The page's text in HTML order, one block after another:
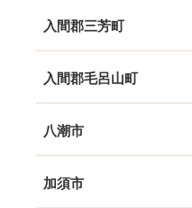
入間郡三芳町
入間郡毛呂山町
八潮市
加須市